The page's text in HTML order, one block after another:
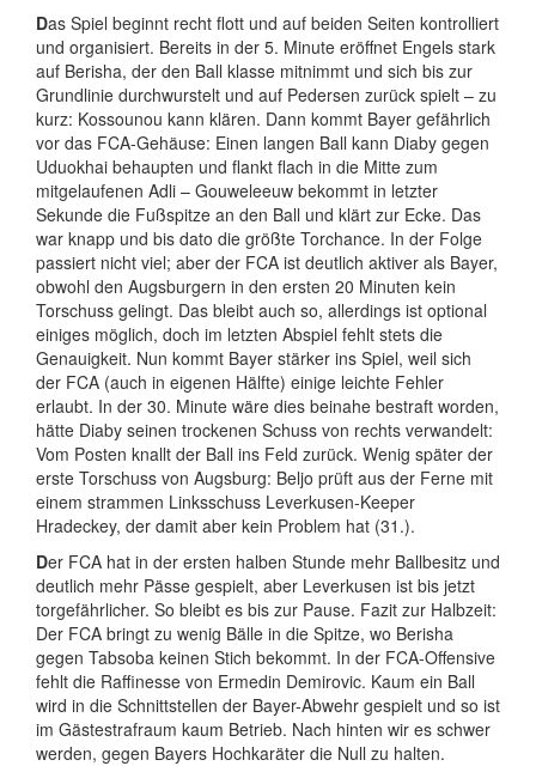
Das Spiel beginnt recht flott und auf beiden Seiten kontrolliert
und organisiert. Bereits in der 5. Minute eröffnet Engels stark
auf Berisha, der den Ball klasse mitnimmt und sich bis zur
Grundlinie durchwurstelt und auf Pedersen zurück spielt – zu
kurz: Kossounou kann klären. Dann kommt Bayer gefährlich
vor das FCA-Gehäuse: Einen langen Ball kann Diaby gegen
Uduokhai behaupten und flankt flach in die Mitte zum
mitgelaufenen Adli – Gouweleeuw bekommt in letzter
Sekunde die Fußspitze an den Ball und klärt zur Ecke. Das
war knapp und bis dato die größte Torchance. In der Folge
passiert nicht viel; aber der FCA ist deutlich aktiver als Bayer,
obwohl den Augsburgern in den ersten 20 Minuten kein
Torschuss gelingt. Das bleibt auch so, allerdings ist optional
einiges möglich, doch im letzten Abspiel fehlt stets die
Genauigkeit. Nun kommt Bayer stärker ins Spiel, weil sich
der FCA (auch in eigenen Hälfte) einige leichte Fehler
erlaubt. In der 30. Minute wäre dies beinahe bestraft worden,
hätte Diaby seinen trockenen Schuss von rechts verwandelt:
Vom Posten knallt der Ball ins Feld zurück. Wenig später der
erste Torschuss von Augsburg: Beljo prüft aus der Ferne mit
einem strammen Linksschuss Leverkusen-Keeper
Hradeckey, der damit aber kein Problem hat (31.).
Der FCA hat in der ersten halben Stunde mehr Ballbesitz und
deutlich mehr Pässe gespielt, aber Leverkusen ist bis jetzt
torgefährlicher. So bleibt es bis zur Pause. Fazit zur Halbzeit:
Der FCA bringt zu wenig Bälle in die Spitze, wo Berisha
gegen Tabsoba keinen Stich bekommt. In der FCA-Offensive
fehlt die Raffinesse von Ermedin Demirovic. Kaum ein Ball
wird in die Schnittstellen der Bayer-Abwehr gespielt und so ist
im Gästestrafraum kaum Betrieb. Nach hinten wir es schwer
werden, gegen Bayers Hochkaräter die Null zu halten.